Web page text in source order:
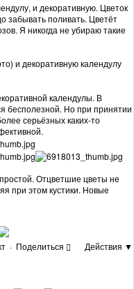
и декоративную. Цветок
забывать поливать. Цветёт
Я никогда не убираю такие
и декоративную календулу
календулы. В
бесполезной. Но при принятии
серьёзных каких-то
Отцветшие цветы не
при этом кустики. Новые
· Поделиться
Действия ▼